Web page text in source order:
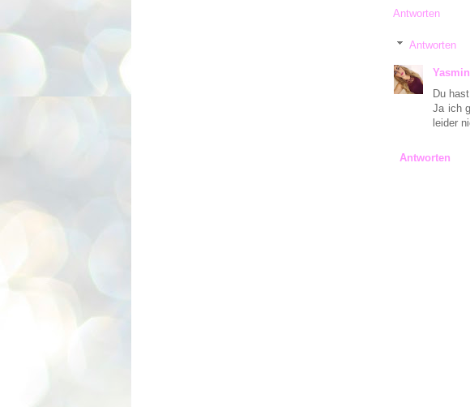
Antworten
Antworten
Du
Ja ich
leider
Antworten